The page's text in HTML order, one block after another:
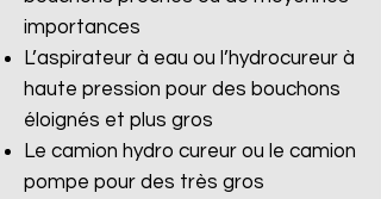
importances
L’aspirateur à eau ou l’hydrocureur à
haute pression pour des bouchons
éloignés et plus gros
Le camion hydro cureur ou le camion
pompe pour des très gros